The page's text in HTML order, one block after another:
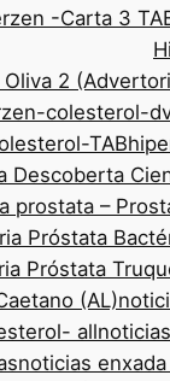
-Carta 3
2
colesterol-
TAB
Descoberta
prostata –
Próstata
Próstata
(AL)
all
noticias